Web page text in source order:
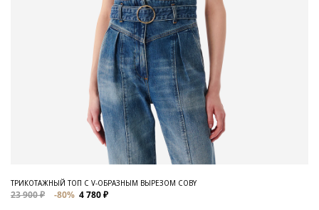
ТРИКОТАЖНЫЙ ТОП С V-ОБРАЗНЫМ ВЫРЕЗОМ COBY
23 900 ₽ -80% 4 780 ₽